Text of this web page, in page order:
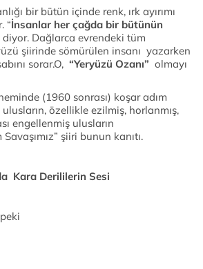
bir bütün içinde renk, ırk ayırımı
“İnsanlar her çağda bir bütünün
diyor. Dağlarca evrendeki tüm
şiirinde sömürülen insanı yazarken
sorar.O, “Yeryüzü Ozanı” olmayı
(1960 sonrası) koşar adım
özellikle ezilmiş, horlanmış,
engellenmiş ulusların
şiiri bunun kanıtı.
Kara Derililerin Sesi